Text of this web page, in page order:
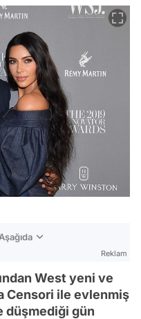
Reklam
West yeni ve
Censori ile evlenmiş
düşmediği gün